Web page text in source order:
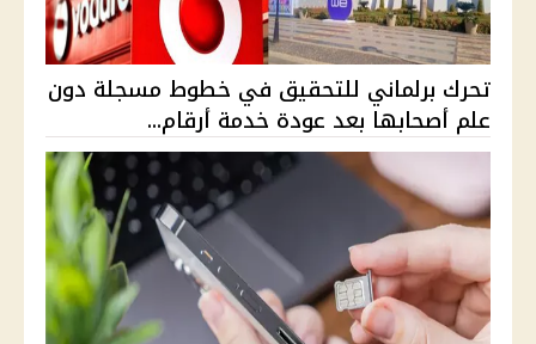
تحرك برلماني للتحقيق في خطوط مسجلة دون
علم أصحابها بعد عودة خدمة أرقام...